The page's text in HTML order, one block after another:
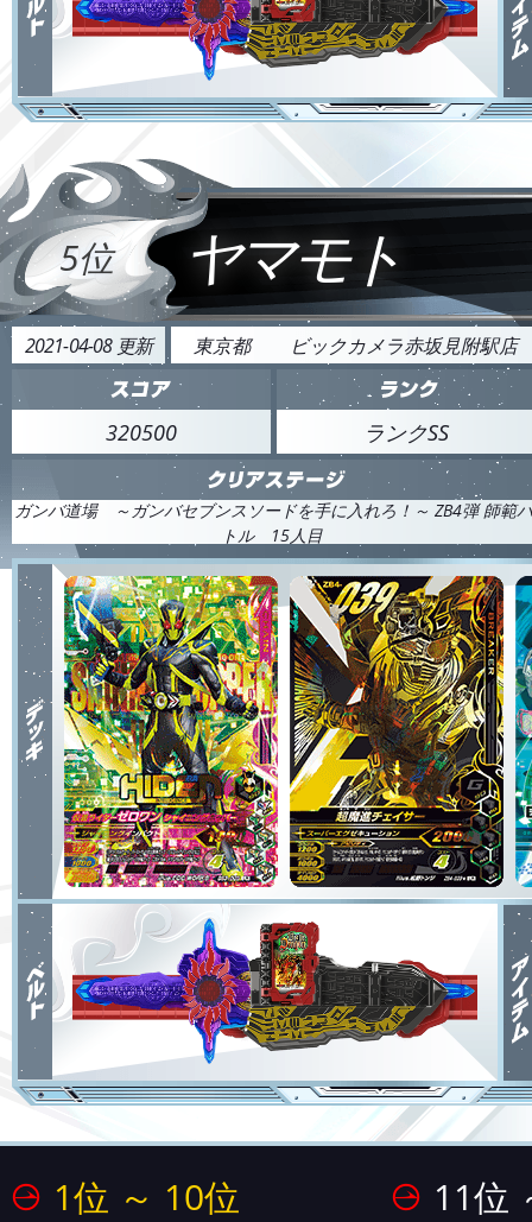
5位 ヤマモト
2021-04-08 更新 東京都 ビックカメラ赤坂見附駅店
320500 ランクSS
ガンバ道場 ～ガンバセブンスソードを手に入れろ！～ ZB4弾 師範バ
トル 15人目
1位 ～ 10位
11位